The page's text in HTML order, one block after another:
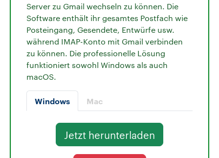
Server zu Gmail wechseln zu können. Die
Software enthält ihr gesamtes Postfach wie
Posteingang, Gesendete, Entwürfe usw.
während IMAP-Konto mit Gmail verbinden
zu können. Die professionelle Lösung
funktioniert sowohl Windows als auch
macOS.
Windows Mac
Jetzt herunterladen